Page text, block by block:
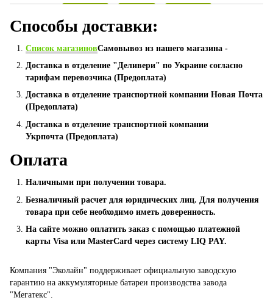
Способы доставки:
Список магазиновСамовывоз из нашего магазина -
Доставка в отделение "Деливери" по Украине согласно
тарифам перевозчика (Предоплата)
Доставка в отделение транспортной компании Новая Почта
(Предоплата)
Доставка в отделение транспортной компании
Укрпочта (Предоплата)
Оплата
Наличными при получении товара.
Безналичный расчет для юридических лиц. Для получения
товара при себе необходимо иметь доверенность.
На сайте можно оплатить заказ с помощью платежной
карты Visa или MasterCard через систему LIQ PAY.
Компания "Эколайн" поддерживает официальную заводскую
гарантию на аккумуляторные батареи производства завода
"Мегатекс".